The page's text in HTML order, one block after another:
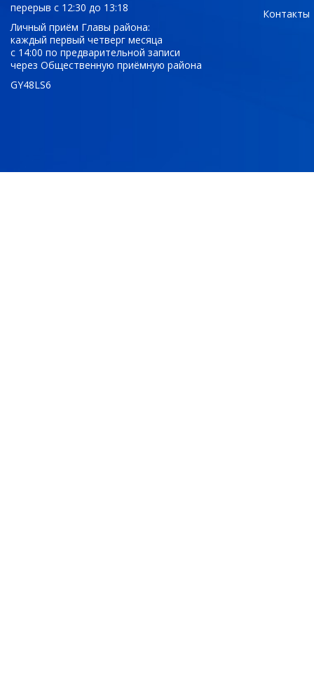
перерыв с 12:30 до 13:18
Личный приём Главы района:
каждый первый четверг месяца
с 14:00 по предварительной записи
через Общественную приёмную района
GY48LS6
Контакты